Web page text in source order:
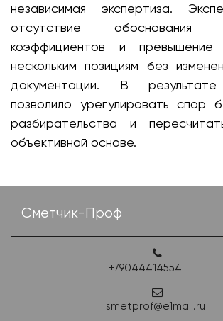
независимая экспертиза.
отсутствие
коэффициентов и
нескольким позициям без
документации. В результате
позволило урегулировать спор
разбирательства и
объективной основе.
Сметчик-Проф
+79044414554
smetprof@e1mail.ru